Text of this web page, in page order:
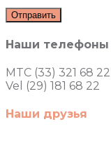
Наши телефоны
MTC (33) 321 68 22
Vel (29) 181 68 22
Наши друзья